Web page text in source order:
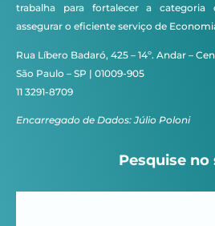
trabalha para fortalecer a categoria
assegurar o eficiente serviço de
Rua Líbero Badaró, 425 – 14º. Andar –
São Paulo – SP | 01009-905
11 3291-8709
Encarregado de Dados: Júlio Poloni
Pesquise no